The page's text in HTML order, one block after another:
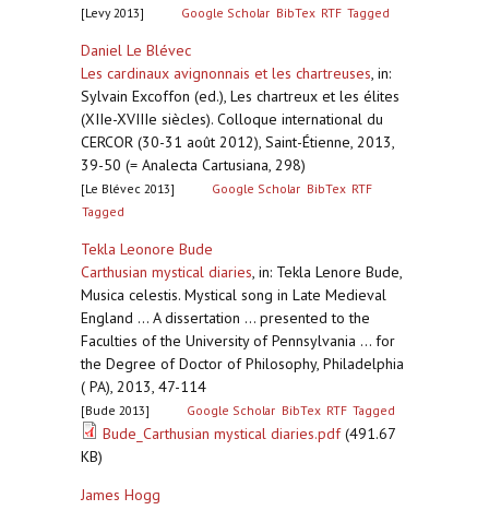
[Levy 2013] Google Scholar BibTex RTF Tagged
Daniel Le Blévec
Les cardinaux avignonnais et les chartreuses, in:
Sylvain Excoffon (ed.), Les chartreux et les élites
(XIIe-XVIIIe siècles). Colloque international du
CERCOR (30-31 août 2012), Saint-Étienne, 2013,
39-50 (= Analecta Cartusiana, 298)
[Le Blévec 2013] Google Scholar BibTex RTF
Tagged
Tekla Leonore Bude
Carthusian mystical diaries, in: Tekla Lenore Bude,
Musica celestis. Mystical song in Late Medieval
England ... A dissertation ... presented to the
Faculties of the University of Pennsylvania ... for
the Degree of Doctor of Philosophy, Philadelphia
( PA), 2013, 47-114
[Bude 2013] Google Scholar BibTex RTF Tagged
Bude_Carthusian mystical diaries.pdf(491.67
KB)
James Hogg